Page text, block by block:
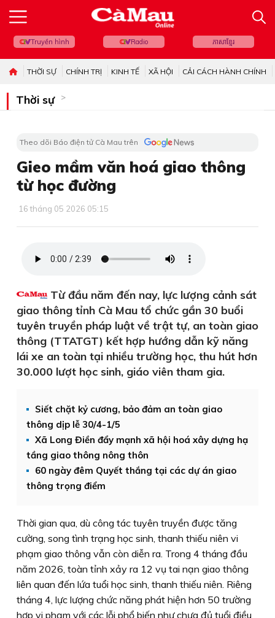
Truyền hình Radio ភាសាខ្មែរ
THỜI SỰ CHÍNH TRỊ KINH TẾ XÃ HỘI CẢI CÁCH HÀNH CHÍNH
Thời sự
Theo dõi Báo điện tử Cà Mau trên
Gieo mầm văn hoá giao thông
từ học đường
16 tháng 05 2026 05:15
Từ đầu năm đến nay, lực lượng cảnh sát
giao thông tỉnh Cà Mau tổ chức gần 30 buổi
tuyên truyền pháp luật về trật tự, an toàn giao
thông (TTATGT) kết hợp hướng dẫn kỹ năng
lái xe an toàn tại nhiều trường học, thu hút hơn
30.000 lượt học sinh, giáo viên tham gia.
Siết chặt kỷ cương, bảo đảm an toàn giao
thông dịp lễ 30/4-1/5
Xã Long Điền đẩy mạnh xã hội hoá xây dựng hạ
tầng giao thông nông thôn
60 ngày đêm Quyết thắng tại các dự án giao
thông trọng điểm
Thời gian qua, dù công tác tuyên truyền được tăng
cường, song tình trạng học sinh, thanh thiếu niên vi
phạm giao thông vẫn còn diễn ra. Trong 4 tháng đầu
năm 2026, toàn tỉnh xảy ra 12 vụ tai nạn giao thông
liên quan đến lứa tuổi học sinh, thanh thiếu niên. Riêng
tháng 4, lực lượng chức năng phát hiện hơn 50 trường
hợp vi phạm với các lỗi phổ biến như chưa đủ tuổi điều